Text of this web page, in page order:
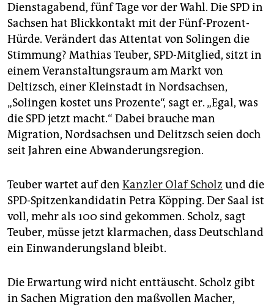
unterstützen
abo
genossenschaft
epaper login
Dienstagabend, fünf Tage vor der Wahl. Die SPD in
Sachsen hat Blickkontakt mit der Fünf-Prozent-
Hürde. Verändert das Attentat von Solingen die
Stimmung? Mathias Teuber, SPD-Mitglied, sitzt in
einem Veranstaltungsraum am Markt von
Deltizsch, einer Kleinstadt in Nordsachsen,
„Solingen kostet uns Prozente“, sagt er. „Egal, was
die SPD jetzt macht.“ Dabei brauche man
Migration, Nordsachsen und Delitzsch seien doch
seit Jahren eine Abwanderungsregion.
Teuber wartet auf den Kanzler Olaf Scholz und die
SPD-Spitzenkandidatin Petra Köpping. Der Saal ist
voll, mehr als 100 sind gekommen. Scholz, sagt
Teuber, müsse jetzt klarmachen, dass Deutschland
ein Einwanderungsland bleibt.
Die Erwartung wird nicht enttäuscht. Scholz gibt
in Sachen Migration den maßvollen Macher,